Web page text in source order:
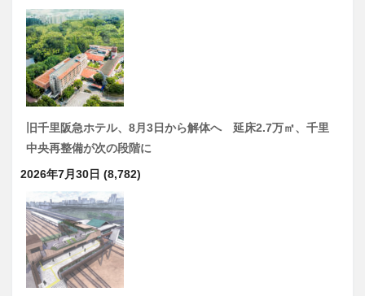
旧千里阪急ホテル、8月3日から解体へ 延床2.7万㎡、千里
中央再整備が次の段階に
2026年7月30日 (8,782)